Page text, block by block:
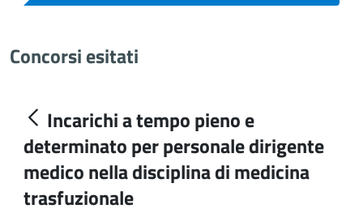
Concorsi esitati
Incarichi a tempo pieno e
determinato per personale dirigente
medico nella disciplina di medicina
trasfuzionale